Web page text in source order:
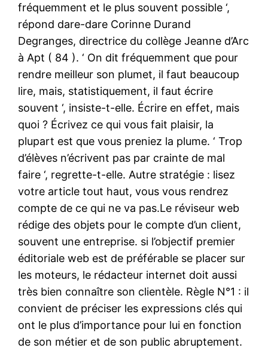
fréquemment et le plus souvent possible ‘,
répond dare-dare Corinne Durand
Degranges, directrice du collège Jeanne d’Arc
à Apt ( 84 ). ‘ On dit fréquemment que pour
rendre meilleur son plumet, il faut beaucoup
lire, mais, statistiquement, il faut écrire
souvent ‘, insiste-t-elle. Écrire en effet, mais
quoi ? Écrivez ce qui vous fait plaisir, la
plupart est que vous preniez la plume. ‘ Trop
d’élèves n’écrivent pas par crainte de mal
faire ‘, regrette-t-elle. Autre stratégie : lisez
votre article tout haut, vous vous rendrez
compte de ce qui ne va pas.Le réviseur web
rédige des objets pour le compte d’un client,
souvent une entreprise. si l’objectif premier
éditoriale web est de préférable se placer sur
les moteurs, le rédacteur internet doit aussi
très bien connaître son clientèle. Règle N°1 : il
convient de préciser les expressions clés qui
ont le plus d’importance pour lui en fonction
de son métier et de son public abruptement.